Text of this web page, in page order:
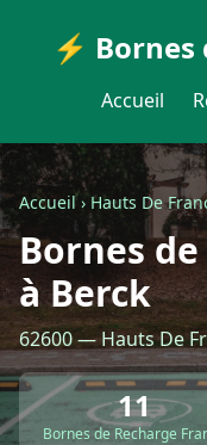
⚡ Bornes
Accueil
Accueil›Hauts De
Bornes
à Berck
62600 — Hauts De
11
Bornes de Recharge